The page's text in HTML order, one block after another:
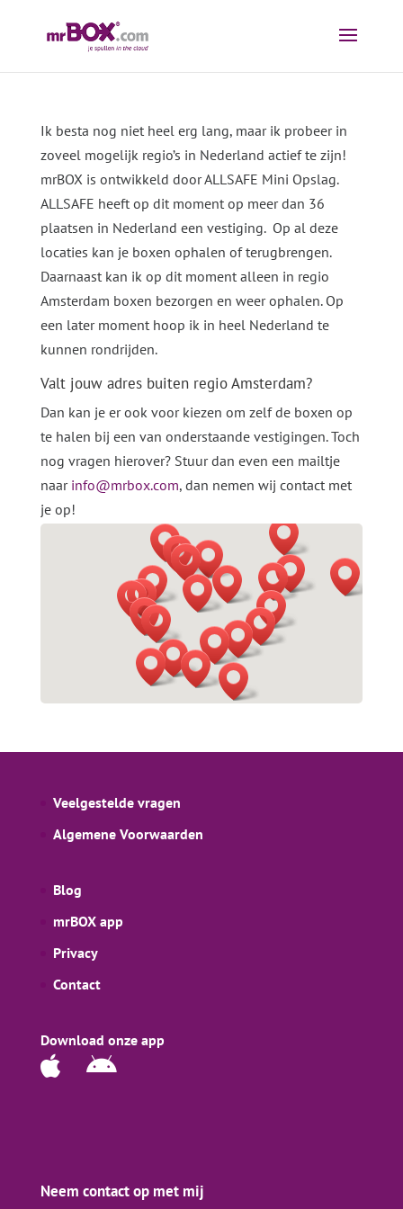
Ik besta nog niet heel erg lang, maar ik probeer in
zoveel mogelijk regio’s in Nederland actief te zijn!
mrBOX is ontwikkeld door ALLSAFE Mini Opslag.
ALLSAFE heeft op dit moment op meer dan 36
plaatsen in Nederland een vestiging. Op al deze
locaties kan je boxen ophalen of terugbrengen.
Daarnaast kan ik op dit moment alleen in regio
Amsterdam boxen bezorgen en weer ophalen. Op
een later moment hoop ik in heel Nederland te
kunnen rondrijden.
Valt jouw adres buiten regio Amsterdam?
Dan kan je er ook voor kiezen om zelf de boxen op
te halen bij een van onderstaande vestigingen. Toch
nog vragen hierover? Stuur dan even een mailtje
naar info@mrbox.com, dan nemen wij contact met
je op!
Veelgestelde vragen
Algemene Voorwaarden
Blog
mrBOX app
Privacy
Contact
Download onze app
Neem contact op met mij